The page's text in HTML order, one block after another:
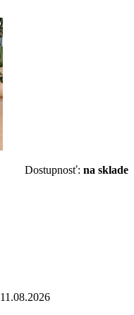
Dostupnosť: na sklade
11.08.2026